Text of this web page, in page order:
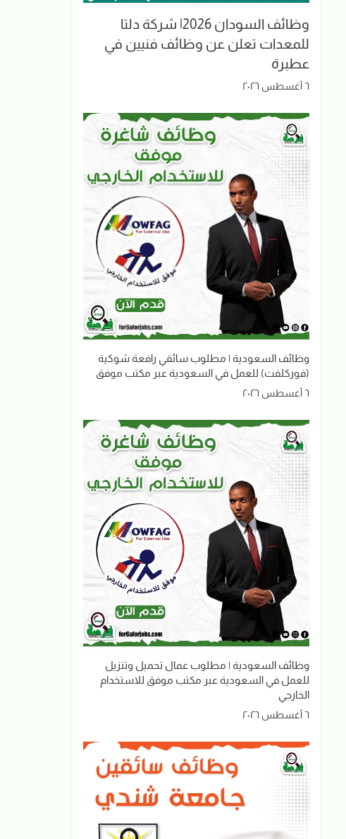
وظائف السودان 2026| شركة دلتا
للمعدات تعلن عن وظائف فنيين في
عطبرة
٦ أغسطس ٢٠٢٦
وظائف السعودية | مطلوب سائقي رافعة شوكية
(فوركلفت) للعمل في السعودية عبر مكتب موفق
٦ أغسطس ٢٠٢٦
وظائف السعودية | مطلوب عمال تحميل وتنزيل
للعمل في السعودية عبر مكتب موفق للاستخدام
الخارجي
٦ أغسطس ٢٠٢٦